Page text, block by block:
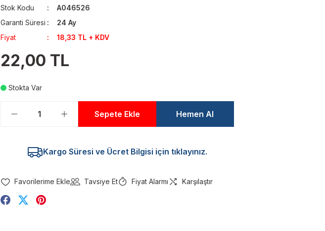
Stok Kodu
A046526
Garanti Süresi
24 Ay
Fiyat
18,33 TL + KDV
22,00 TL
Stokta Var
Sepete Ekle Hemen Al
Kargo Süresi ve Ücret Bilgisi için tıklayınız.
Tavsiye Et Fiyat Alarmı Karşılaştır